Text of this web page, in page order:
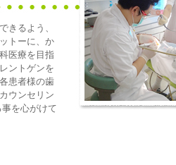
きるよう、
トーに、か
医療を目指
ントゲンを
患者様の歯
ウンセリン
を心がけて